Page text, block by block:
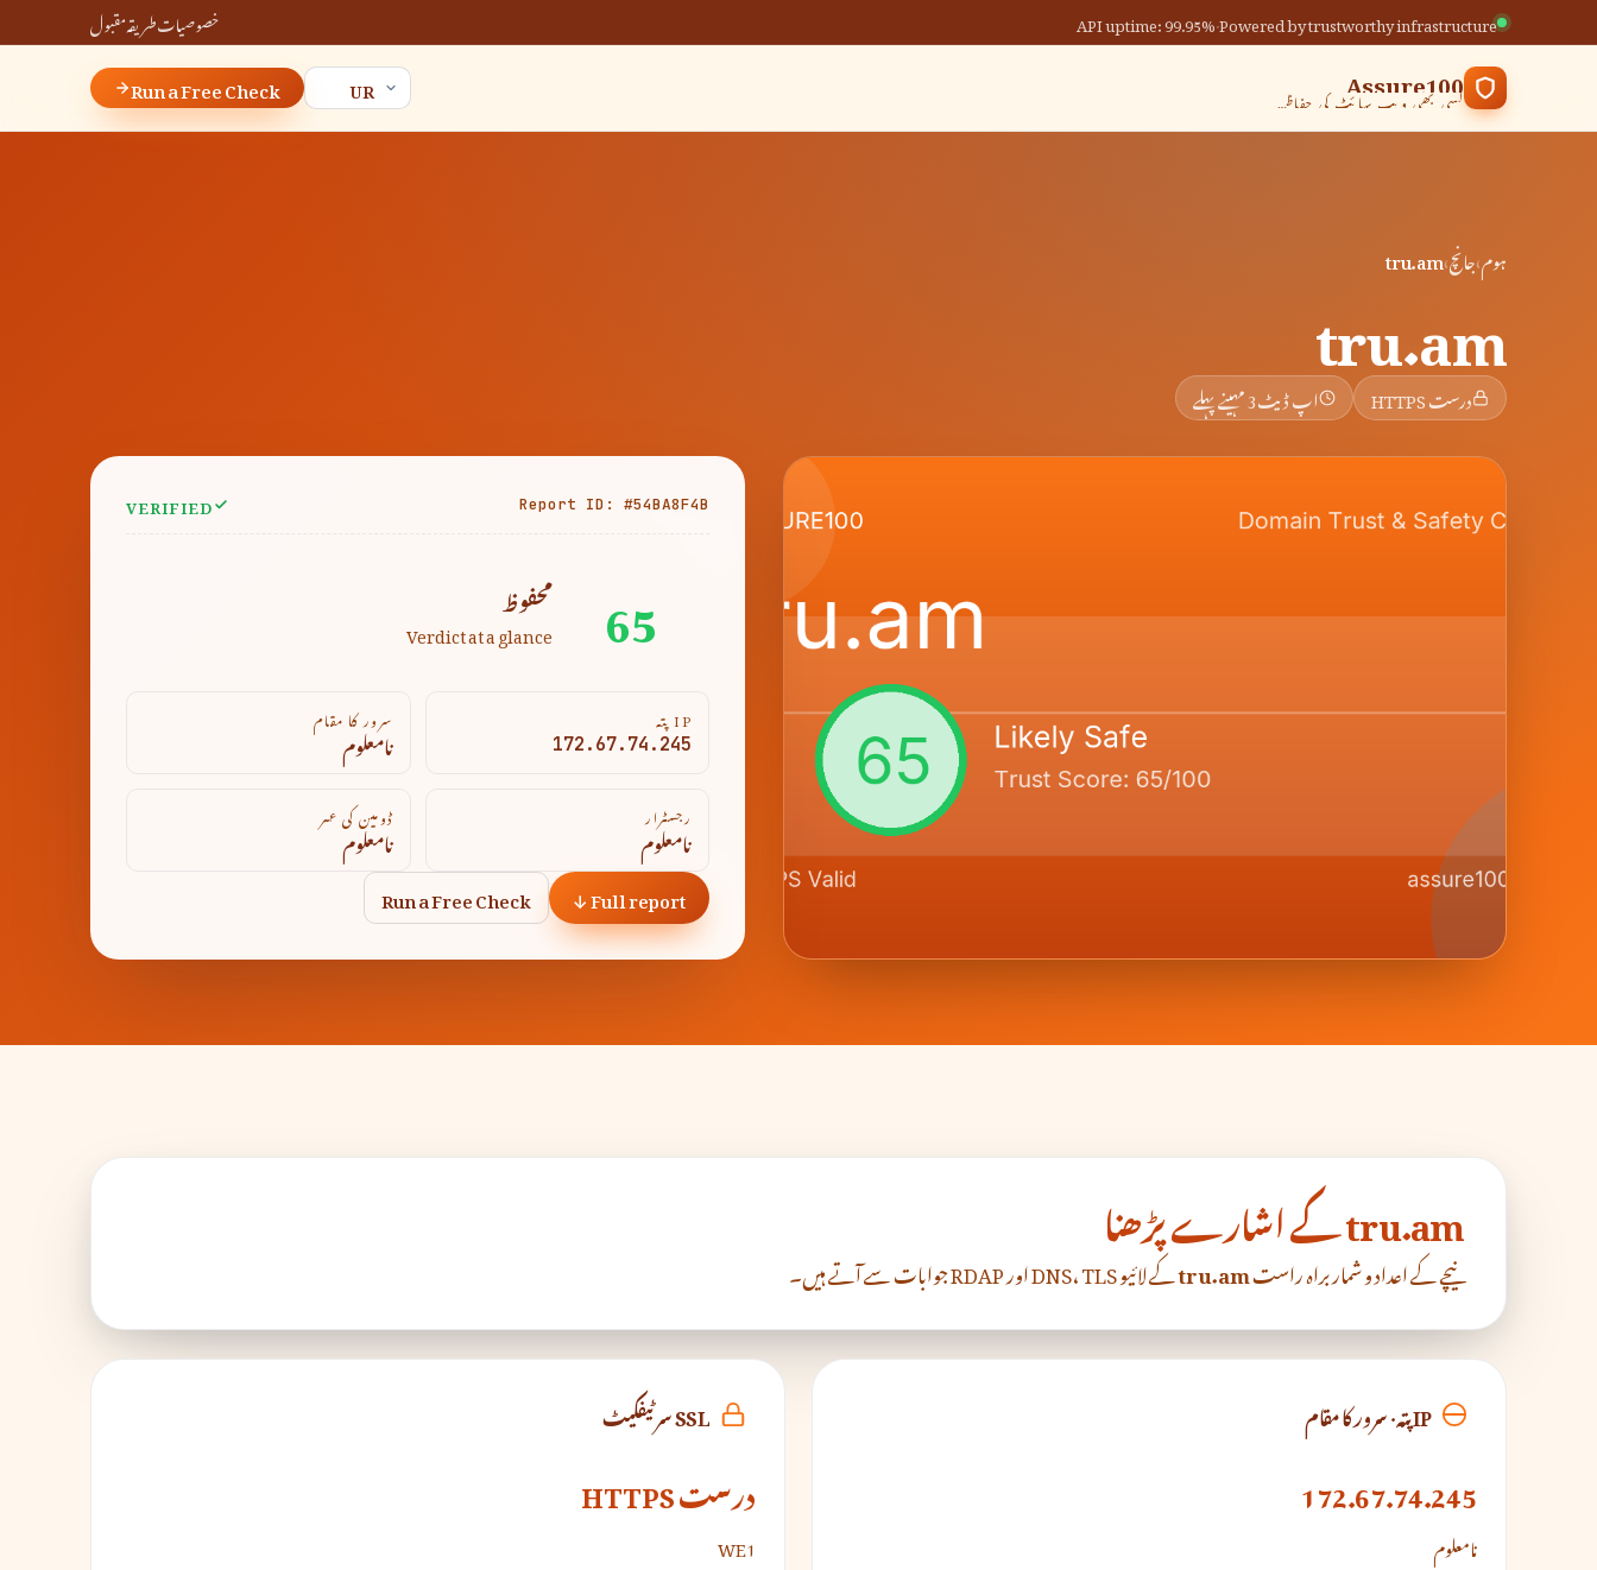
Powered by trustworthy infrastructure
·
API uptime: 99.95% خصوصیاتطریقہمقبول
Assure100 کسی بھی ویب سائٹ کی حفاظت کی جانچ کریں Run a Free Check
ہوم›جانچ›
tru.am
tru.am
درست HTTPS اپ ڈیٹ3 مہینے پہلے
Report ID: #54BA8F4B
VERIFIED
65 محفوظ
Verdict at a glance
IP پتہ
172.67.74.245
سرور کا مقام
نامعلوم
رجسٹرار
نامعلوم
ڈومین کی عمر
نامعلوم
Full report ↓
Run a Free Check
tru.am کے اشارے پڑھنا
نیچے کے اعداد و شمار براہ راستtru.amکے لائیو DNS، TLS اور RDAP جوابات سے آتے ہیں۔
IP پتہ · سرور کا مقام
172.67.74.245
نامعلوم
SSL سرٹیفکیٹ
درست HTTPS
WE1